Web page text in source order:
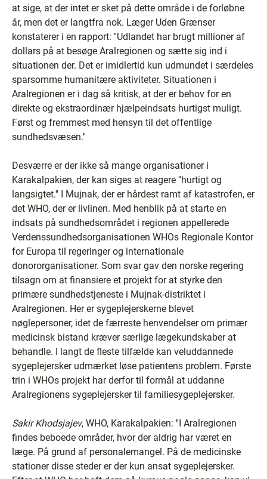
at sige, at der intet er sket på dette område i de forløbne
år, men det er langtfra nok. Læger Uden Grænser
konstaterer i en rapport: ''Udlandet har brugt millioner af
dollars på at besøge Aralregionen og sætte sig ind i
situationen der. Det er imidlertid kun udmundet i særdeles
sparsomme humanitære aktiviteter. Situationen i
Aralregionen er i dag så kritisk, at der er behov for en
direkte og ekstraordinær hjælpeindsats hurtigst muligt.
Først og fremmest med hensyn til det offentlige
sundhedsvæsen.''
Desværre er der ikke så mange organisationer i
Karakalpakien, der kan siges at reagere ''hurtigt og
langsigtet.'' I Mujnak, der er hårdest ramt af katastrofen, er
det WHO, der er livlinen. Med henblik på at starte en
indsats på sundhedsområdet i regionen appellerede
Verdenssundhedsorganisationen WHOs Regionale Kontor
for Europa til regeringer og internationale
donororganisationer. Som svar gav den norske regering
tilsagn om at finansiere et projekt for at styrke den
primære sundhedstjeneste i Mujnak-distriktet i
Aralregionen. Her er sygeplejerskerne blevet
nøglepersoner, idet de færreste henvendelser om primær
medicinsk bistand kræver særlige lægekundskaber at
behandle. I langt de fleste tilfælde kan veluddannede
sygeplejersker udmærket løse patientens problem. Første
trin i WHOs projekt har derfor til formål at uddanne
Aralregionens sygeplejersker til familiesygeplejersker.
Sakir Khodsjajev, WHO, Karakalpakien: ''I Aralregionen
findes beboede områder, hvor der aldrig har været en
læge. På grund af personalemangel. På de medicinske
stationer disse steder er der kun ansat sygeplejersker.